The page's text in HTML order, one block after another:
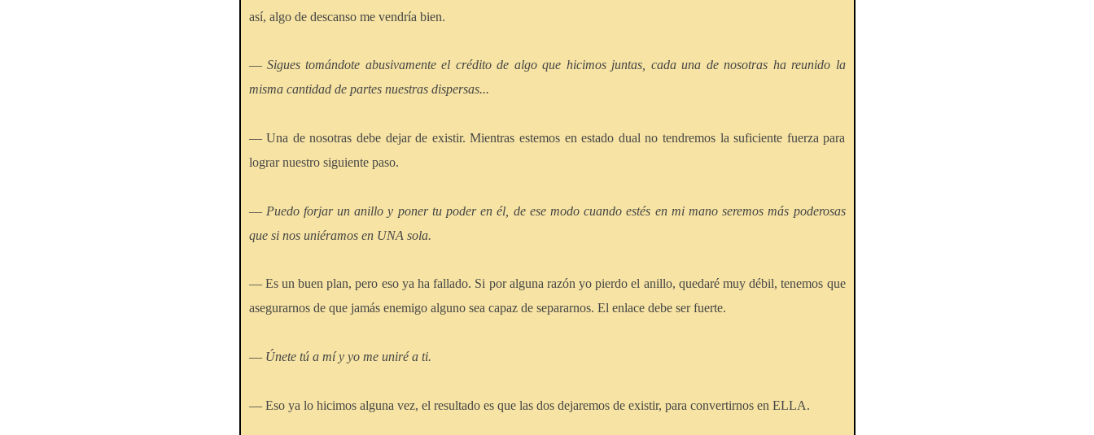
así, algo de descanso me vendría bien.
— Sigues tomándote abusivamente el crédito de algo que hicimos juntas, cada una de nosotras ha reunido la
misma cantidad de partes nuestras dispersas...
— Una de nosotras debe dejar de existir. Mientras estemos en estado dual no tendremos la suficiente fuerza para
lograr nuestro siguiente paso.
— Puedo forjar un anillo y poner tu poder en él, de ese modo cuando estés en mi mano seremos más poderosas
que si nos uniéramos en UNA sola.
— Es un buen plan, pero eso ya ha fallado. Si por alguna razón yo pierdo el anillo, quedaré muy débil, tenemos que
asegurarnos de que jamás enemigo alguno sea capaz de separarnos. El enlace debe ser fuerte.
— Únete tú a mí y yo me uniré a ti.
— Eso ya lo hicimos alguna vez, el resultado es que las dos dejaremos de existir, para convertirnos en ELLA.